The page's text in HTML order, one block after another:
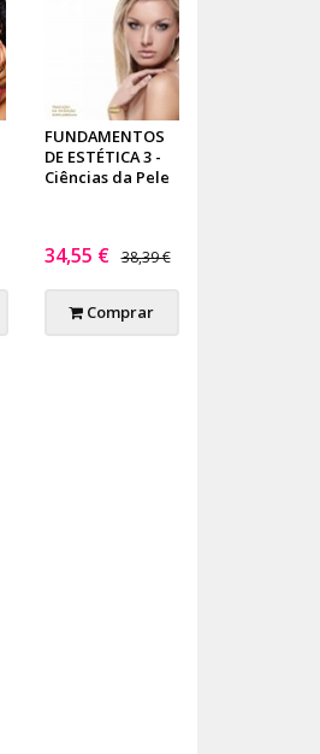
FUNDAMENTOS
DE ESTÉTICA 3 -
Ciências da Pele
34,55 € 38,39 €
Comprar